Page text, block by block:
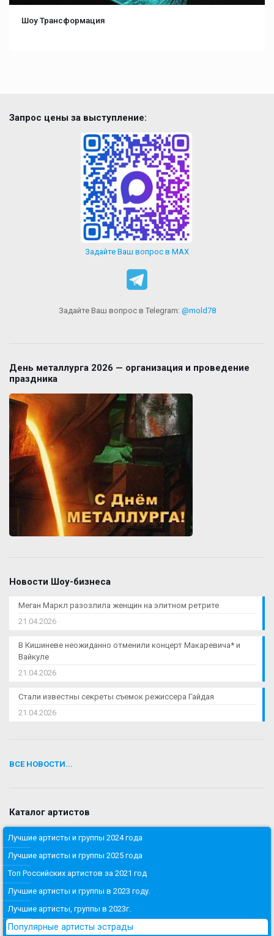
Шоу Трансформация
Запрос цены за выступление:
Задайте Ваш вопрос в MAX
Задайте Ваш вопрос в Telegram: @mold78
День металлурга 2026 — организация и проведение
праздника
Новости Шоу-бизнеса
Меган Маркл разозлила женщин на элитном ретрите
21.04.2026
В Кишиневе неожиданно отменили концерт Макаревича* и
Вайкуле
21.04.2026
Стали известны секреты съемок режиссера Гайдая
21.04.2026
ВСЕ НОВОСТИ...
Каталог артистов
Лучшие артисты и группы 2024 года
Лучшие артисты и группы 2025 года
Топ Российских артистов за 2021 год
Лучшие артисты и группы в 2023 году.
Лучшие артисты, группы в 2023г.
Популярные артисты эстрады